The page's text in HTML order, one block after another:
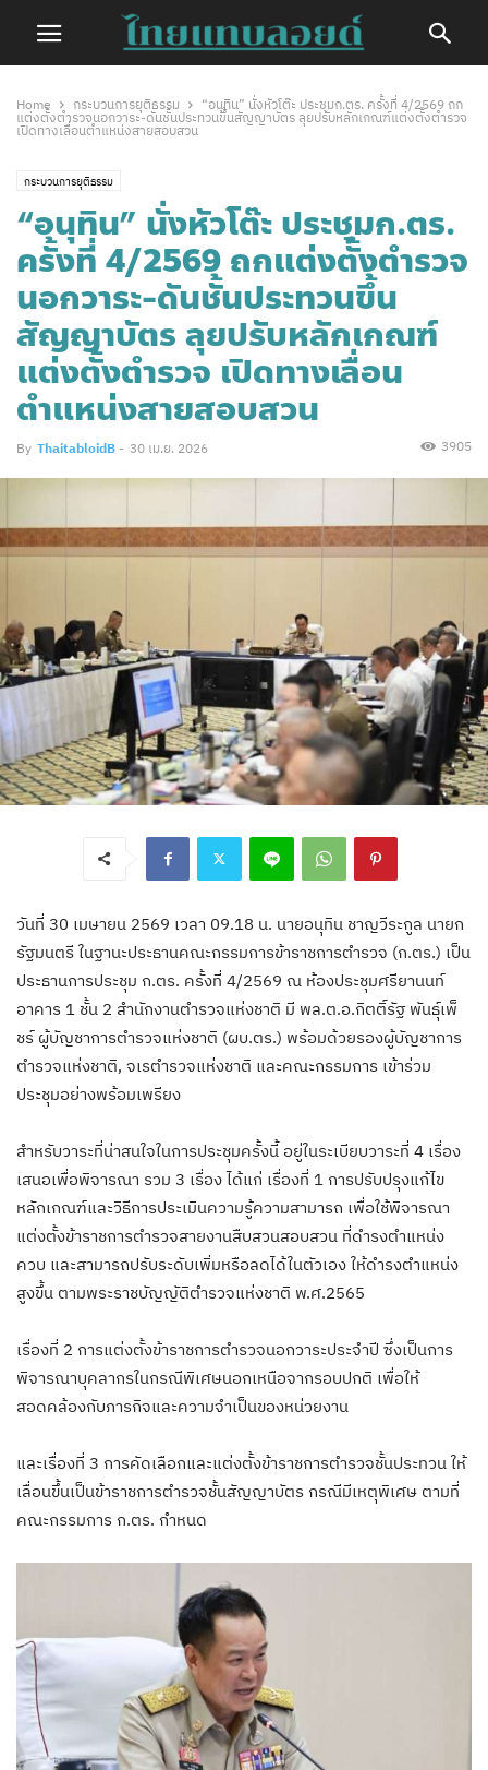
Home กระบวนการยุติธรรม
“อนุทิน” นั่งหัวโต๊ะ ประชุมก.ตร. ครั้งที่ 4/2569 ถก
แต่งตั้งตำรวจนอกวาระ-ดันชั้นประทวนขึ้นสัญญาบัตร ลุยปรับหลักเกณฑ์แต่งตั้งตำรวจ
เปิดทางเลื่อนตำแหน่งสายสอบสวน
กระบวนการยุติธรรม
“อนุทิน” นั่งหัวโต๊ะ ประชุมก.ตร.
ครั้งที่ 4/2569 ถกแต่งตั้งตำรวจ
นอกวาระ-ดันชั้นประทวนขึ้น
สัญญาบัตร ลุยปรับหลักเกณฑ์
แต่งตั้งตำรวจ เปิดทางเลื่อน
ตำแหน่งสายสอบสวน
By ThaitabloidB - 30 เม.ย. 2026 3905
วันที่ 30 เมษายน 2569 เวลา 09.18 น. นายอนุทิน ชาญวีระกูล นายก
รัฐมนตรี ในฐานะประธานคณะกรรมการข้าราชการตำรวจ (ก.ตร.) เป็น
ประธานการประชุม ก.ตร. ครั้งที่ 4/2569 ณ ห้องประชุมศรียานนท์
อาคาร 1 ชั้น 2 สำนักงานตำรวจแห่งชาติ มี พล.ต.อ.กิตติ์รัฐ พันธุ์เพ็
ชร์ ผู้บัญชาการตำรวจแห่งชาติ (ผบ.ตร.) พร้อมด้วยรองผู้บัญชาการ
ตำรวจแห่งชาติ, จเรตำรวจแห่งชาติ และคณะกรรมการ เข้าร่วม
ประชุมอย่างพร้อมเพรียง
สำหรับวาระที่น่าสนใจในการประชุมครั้งนี้ อยู่ในระเบียบวาระที่ 4 เรื่อง
เสนอเพื่อพิจารณา รวม 3 เรื่อง ได้แก่ เรื่องที่ 1 การปรับปรุงแก้ไข
หลักเกณฑ์และวิธีการประเมินความรู้ความสามารถ เพื่อใช้พิจารณา
แต่งตั้งข้าราชการตำรวจสายงานสืบสวนสอบสวน ที่ดำรงตำแหน่ง
ควบ และสามารถปรับระดับเพิ่มหรือลดได้ในตัวเอง ให้ดำรงตำแหน่ง
สูงขึ้น ตามพระราชบัญญัติตำรวจแห่งชาติ พ.ศ.2565
เรื่องที่ 2 การแต่งตั้งข้าราชการตำรวจนอกวาระประจำปี ซึ่งเป็นการ
พิจารณาบุคลากรในกรณีพิเศษนอกเหนือจากรอบปกติ เพื่อให้
สอดคล้องกับภารกิจและความจำเป็นของหน่วยงาน
และเรื่องที่ 3 การคัดเลือกและแต่งตั้งข้าราชการตำรวจชั้นประทวน ให้
เลื่อนขึ้นเป็นข้าราชการตำรวจชั้นสัญญาบัตร กรณีมีเหตุพิเศษ ตามที่
คณะกรรมการ ก.ตร. กำหนด